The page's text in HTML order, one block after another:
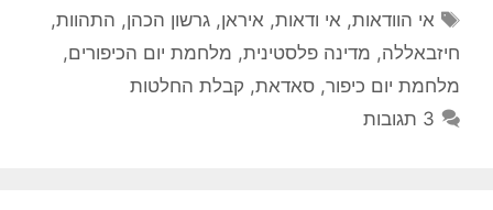
תגיות
אי הוודאות, אי ודאות, איראן,גרשון הכהן, התהוות,
חיזבאללה, מדינה פלסטינית, מלחמת יום הכיפורים,
מלחמת יום כיפור, סאדאת, קבלת החלטות
3 תגובות